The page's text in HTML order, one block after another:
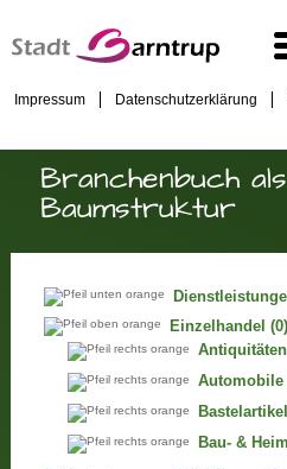
Impressum Datenschutzerklärung
Branchenbuch als
Baumstruktur
Einzelhandel (0)
Antiquitäten
Automobile
Bastelartikel
Bau- &